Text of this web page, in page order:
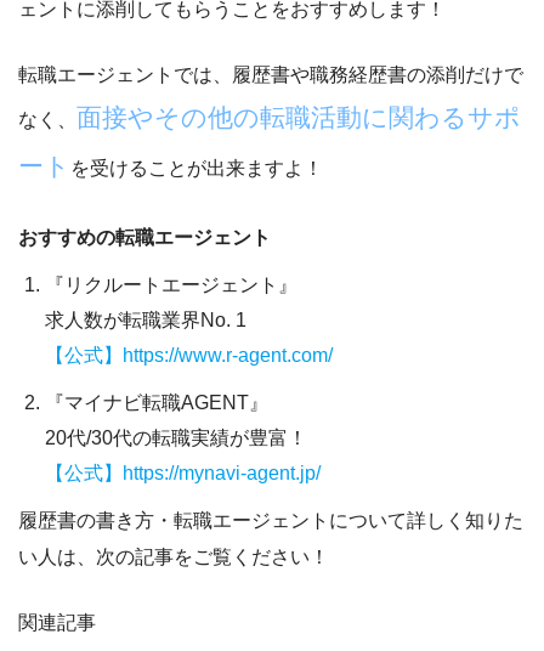
ェントに添削してもらうことをおすすめ します！
転職エージェントでは、履歴書や職務経歴書の添削だけで
なく、 面接やその他の転職活動に関わるサポ
ート を受けることが出来ますよ！
おすすめの転職エージェント
『リクルートエージェント』
求人数が転職業界No. 1
【公式】https://www.r-agent.com/
『マイナビ転職AGENT』
20代/30代の転職実績が豊富！
【公式】https://mynavi-agent.jp/
履歴書の書き方・転職エージェントについて詳しく知りた
い人は、次の記事をご覧ください！
関連記事